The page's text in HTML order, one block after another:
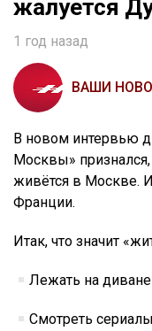
жалуется
1 год назад
ВАШИ
В новом интервью
Москвы»
живётся в Москве.
Франции.
Итак, что значит
Лежать на диване
Смотреть сериалы